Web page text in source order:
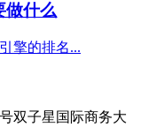
做什么
擎的排名...
双子星国际商务大